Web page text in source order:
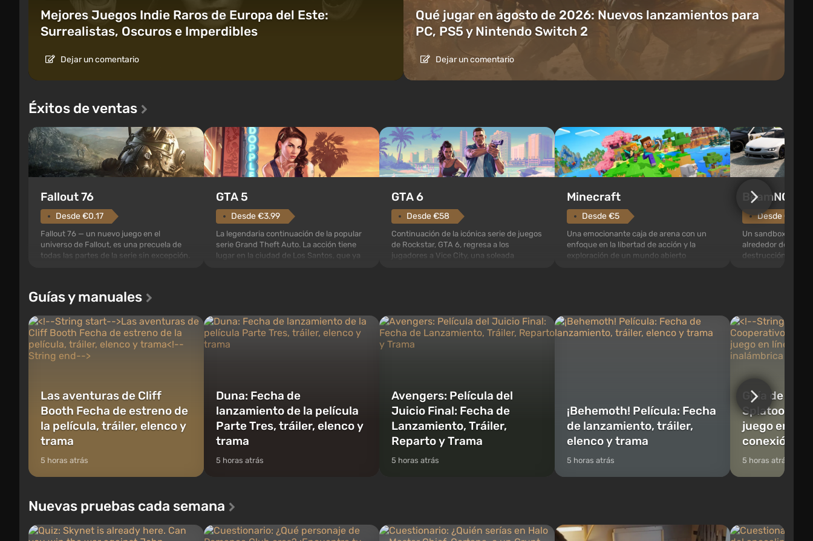
Mejores Juegos Indie Raros de Europa del Este:
Surrealistas, Oscuros e Imperdibles
Dejar un comentario
Qué jugar en agosto de 2026: Nuevos lanzamientos para
PC, PS5 y Nintendo Switch 2
Dejar un comentario
Éxitos de ventas
Fallout 76
Desde €0.17
Fallout 76 — un nuevo juego en el
universo de Fallout, es una precuela de
todas las partes de la serie sin excepción.
debe abrirse primero después de que
GTA 5
Desde €3.99
La legendaria continuación de la popular
serie Grand Theft Auto. La acción tiene
lugar en la ciudad de Los Santos, que ya
GTA 6
Desde €58
Continuación de la icónica serie de juegos
de Rockstar, GTA 6, regresa a los
jugadores a Vice City, una soleada
Minecraft
Desde €5
Una emocionante caja de arena con un
enfoque en la libertad de acción y la
exploración de un mundo abierto
Desde €8.48
Un sandbox
alrededor de una
destrucción y
Guías y manuales
Las aventuras de Cliff
Booth Fecha de estreno de
la película, tráiler, elenco y
trama
5 horas atrás
Duna: Fecha de
lanzamiento de la película
Parte Tres, tráiler, elenco y
trama
5 horas atrás
Avengers: Película del
Juicio Final: Fecha de
Lanzamiento, Tráiler,
Reparto y Trama
5 horas atrás
¡Behemoth! Película: Fecha
de lanzamiento, tráiler,
elenco y trama
5 horas atrás
Guía de
Splatoon
juego en
conexión
5 horas atrás
Nuevas pruebas cada semana